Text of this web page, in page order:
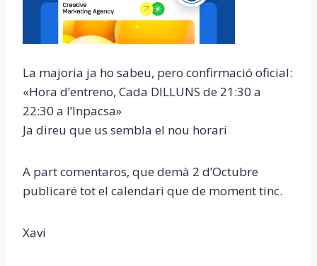
La majoria ja ho sabeu, pero confirmació oficial:
«Hora d’entreno, Cada DILLUNS de 21:30 a
22:30 a l’Inpacsa»
Ja direu que us sembla el nou horari
A part comentaros, que demà 2 d’Octubre
publicaré tot el calendari que de moment tinc.
Xavi